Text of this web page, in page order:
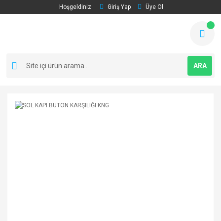
Hoşgeldiniz Giriş Yap Üye Ol
ARA